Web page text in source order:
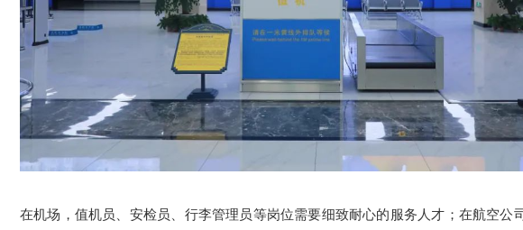
在机场，值机员、安检员、行李管理员等岗位需要细致耐心的服务人才；在航空